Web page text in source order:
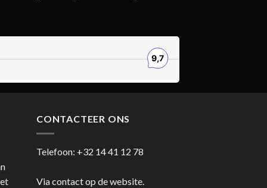
CONTACTEER ONS
Telefoon: +32 14 41 12 78
Via contact op de website.